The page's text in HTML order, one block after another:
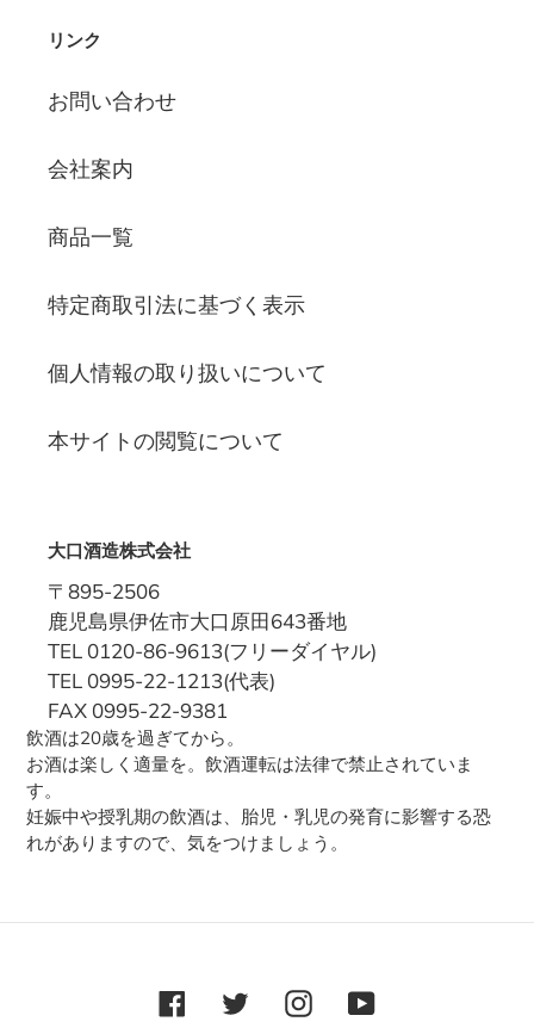
リンク
お問い合わせ
会社案内
商品一覧
特定商取引法に基づく表示
個人情報の取り扱いについて
本サイトの閲覧について
大口酒造株式会社
〒895-2506
鹿児島県伊佐市大口原田643番地
TEL 0120-86-9613(フリーダイヤル)
TEL 0995-22-1213(代表)
FAX 0995-22-9381
飲酒は20歳を過ぎてから。
お酒は楽しく適量を。飲酒運転は法律で禁止されていま
す。
妊娠中や授乳期の飲酒は、胎児・乳児の発育に影響する恐
れがありますので、気をつけましょう。
FacebookTwitterInstagramYouTube